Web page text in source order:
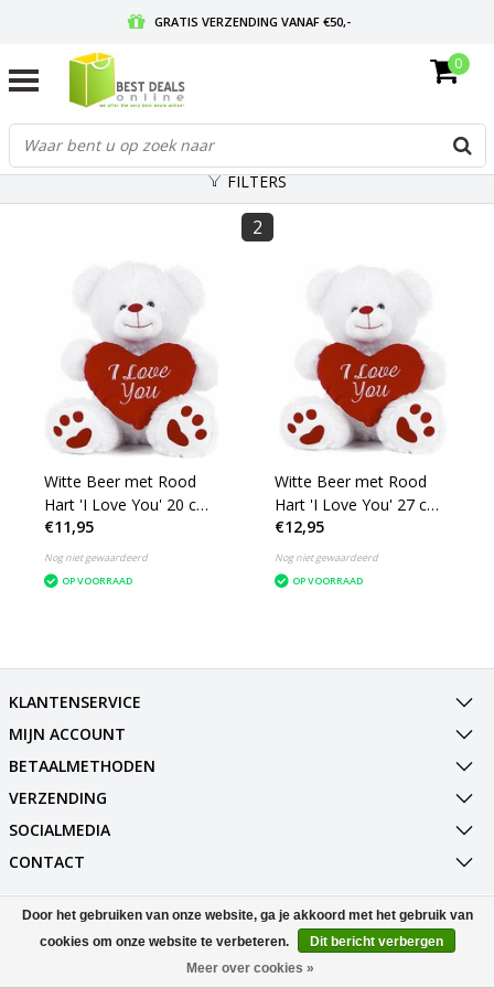
GRATIS VERZENDING VANAF €50,-
GRATIS RETOURNEREN EN 30 DAGEN BEDENKTIJD
0
FILTERS
2
Witte Beer met Rood
Hart 'I Love You' 20 cm -
Valentijn pluche knuffel
€11,95
Nog niet gewaardeerd
OP VOORRAAD
Witte Beer met Rood
Hart 'I Love You' 27 cm -
Valentijn pluche knuffel
€12,95
Nog niet gewaardeerd
OP VOORRAAD
KLANTENSERVICE
MIJN ACCOUNT
BETAALMETHODEN
VERZENDING
SOCIALMEDIA
CONTACT
© Copyright 2026 Best Deals Online BV Powered byLightspeed
All rights reserved byInStijl Media
Door het gebruiken van onze website, ga je akkoord met het gebruik van
cookies om onze website te verbeteren.
Dit bericht verbergen
Meer over cookies »